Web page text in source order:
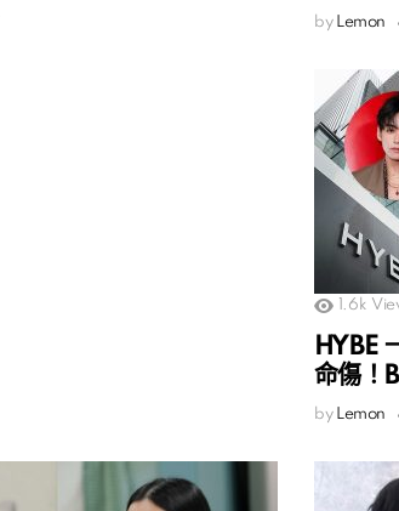
by Lemon
1.6k
HYBE
命傷！
by Lemon